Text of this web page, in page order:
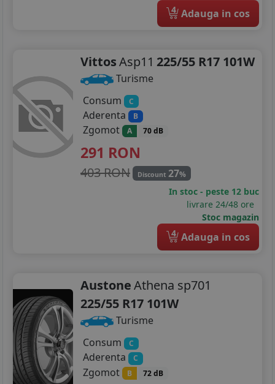
4 Adauga in cos
VittosAsp11 225/55 R17 101W
Turisme
Consum
C
Aderenta B
Zgomot A 70 dB
291 RON
403 RON Discount 27%
In stoc - peste 12 buc
livrare 24/48 ore
Stoc magazin
4 Adauga in cos
AustoneAthena sp701
225/55 R17 101W
Turisme
Consum
C
Aderenta C
Zgomot B 72 dB